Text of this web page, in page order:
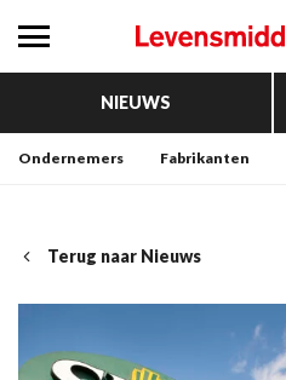
NIEUWS
Ondernemers Fabrikanten
Terug naar Nieuws